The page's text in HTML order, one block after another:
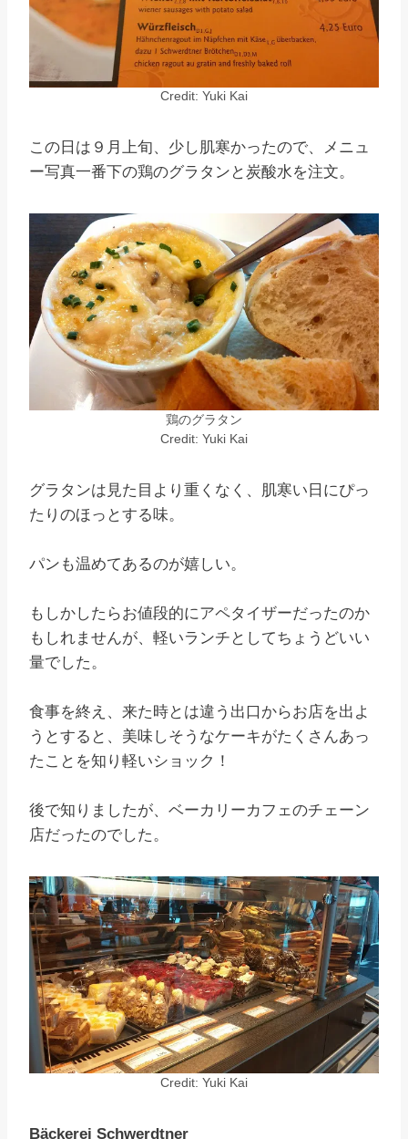
Credit: Yuki Kai
この日は９月上旬、少し肌寒かったので、メニュ
ー写真一番下の鶏のグラタンと炭酸水を注文。
鶏のグラタン
Credit: Yuki Kai
グラタンは見た目より重くなく、肌寒い日にぴっ
たりのほっとする味。
パンも温めてあるのが嬉しい。
もしかしたらお値段的にアペタイザーだったのか
もしれませんが、軽いランチとしてちょうどいい
量でした。
食事を終え、来た時とは違う出口からお店を出よ
うとすると、美味しそうなケーキがたくさんあっ
たことを知り軽いショック！
後で知りましたが、ベーカリーカフェのチェーン
店だったのでした。
Credit: Yuki Kai
Bäckerei Schwerdtner